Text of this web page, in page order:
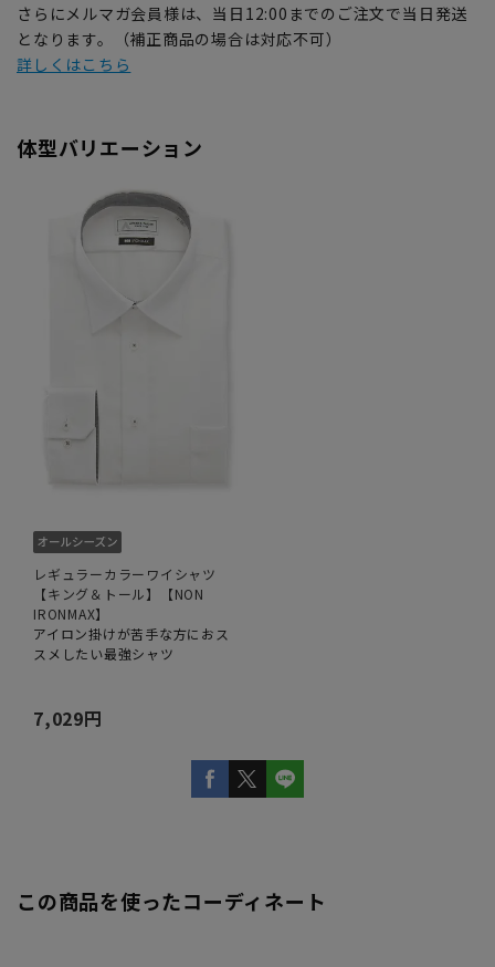
さらにメルマガ会員様は、当日12:00までのご注文で当日発送
となります。（補正商品の場合は対応不可）
詳しくはこちら
体型バリエーション
レギュラーカラーワイシャツ
【キング＆トール】【NON
IRONMAX】
アイロン掛けが苦手な方におス
スメしたい最強シャツ
7,029円
この商品を使ったコーディネート